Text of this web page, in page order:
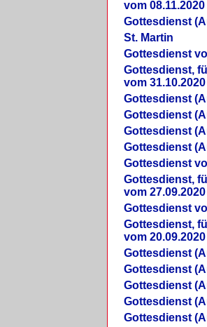
vom 08.11.2020
Gottesdienst
St. Martin
Gottesdienst
Gottesdienst,
vom 31.10.2020
Gottesdienst
Gottesdienst
Gottesdienst
Gottesdienst
Gottesdienst
Gottesdienst,
vom 27.09.2020
Gottesdienst
Gottesdienst,
vom 20.09.2020
Gottesdienst
Gottesdienst
Gottesdienst
Gottesdienst
Gottesdienst